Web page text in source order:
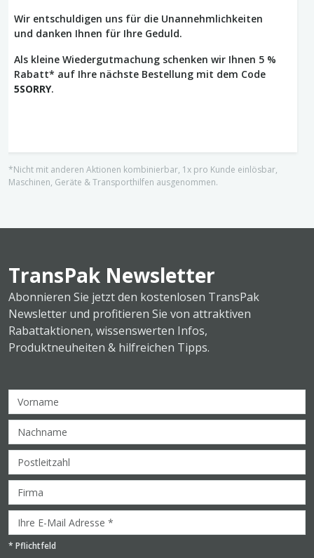
Wir entschuldigen uns für die Unannehmlichkeiten
und danken Ihnen für Ihre Geduld.
Als kleine Wiedergutmachung schenken wir Ihnen 5 %
Rabatt* auf Ihre nächste Bestellung mit dem Code
5SORRY.
*Nicht mit anderen Aktionen kombinierbar, 1x pro Kunde einlösbar,
Maschinen, Geräte & Transporthilfen ausgenommen.
TransPak Newsletter
Abonnieren Sie jetzt den kostenlosen TransPak
Newsletter und profitieren Sie von attraktiven
Rabattaktionen, wissenswerten Infos,
Produktneuheiten & hilfreichen Tipps.
* Pflichtfeld